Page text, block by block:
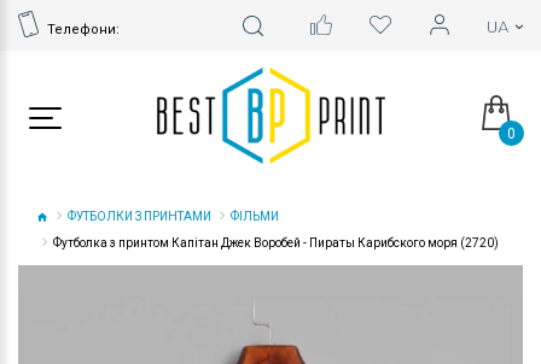
Телефони:
0
ФУТБОЛКИ З ПРИНТАМИ
ФІЛЬМИ
Футболка з принтом Капітан Джек Воробей - Пираты Карибского моря (2720)